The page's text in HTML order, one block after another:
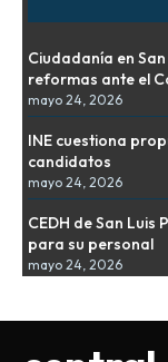
Ciudadanía en
reformas ante el
mayo 24, 2026
INE cuestiona
candidatos
mayo 24, 2026
CEDH de San
para su personal
mayo 24, 2026